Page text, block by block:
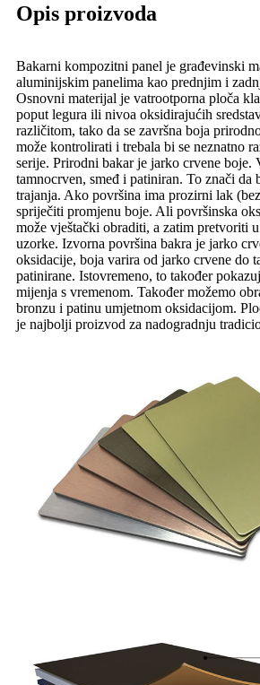
Opis proizvoda
Bakarni kompozitni panel je građevinski
aluminijskim panelima kao prednjim i
Osnovni materijal je vatrootporna ploča
poput legura ili nivoa oksidirajućih
različitom, tako da se završna boja
može kontrolirati i trebala bi se neznatno
serije. Prirodni bakar je jarko crvene boje.
tamnocrven, smeđ i patiniran. To znači da
trajanja. Ako površina ima prozirni lak
spriječiti promjenu boje. Ali površinska
može vještački obraditi, a zatim pretvoriti
uzorke. Izvorna površina bakra je jarko
oksidacije, boja varira od jarko crvene do
patinirane. Istovremeno, to također
mijenja s vremenom. Također možemo
bronzu i patinu umjetnom oksidacijom.
je najbolji proizvod za nadogradnju